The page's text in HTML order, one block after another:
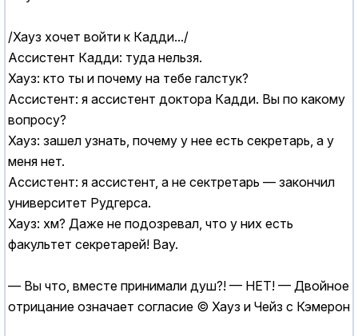
/Хауз хочет войти к Кадди.../
Ассистент Кадди: туда нельзя.
Хауз: кто ты и почему на тебе галстук?
Ассистент: я ассистент доктора Кадди. Вы по какому
вопросу?
Хауз: зашел узнать, почему у нее есть секретарь, а у
меня нет.
Ассистент: я ассистент, а не сектретарь — закончил
университет Рудгерса.
Хауз: хм? Даже не подозревал, что у них есть
факультет секретарей! Вау.
— Вы что, вместе принимали душ?! — НЕТ! — Двойное
отрицание означает согласие © Хауз и Чейз с Кэмерон